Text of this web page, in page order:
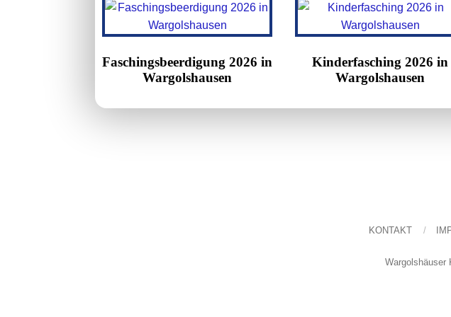
Faschingsbeerdigung 2026 in
Wargolshausen
Kinderfasching 2026 in
Wargolshausen
KONTAKT
Wargolshäuser